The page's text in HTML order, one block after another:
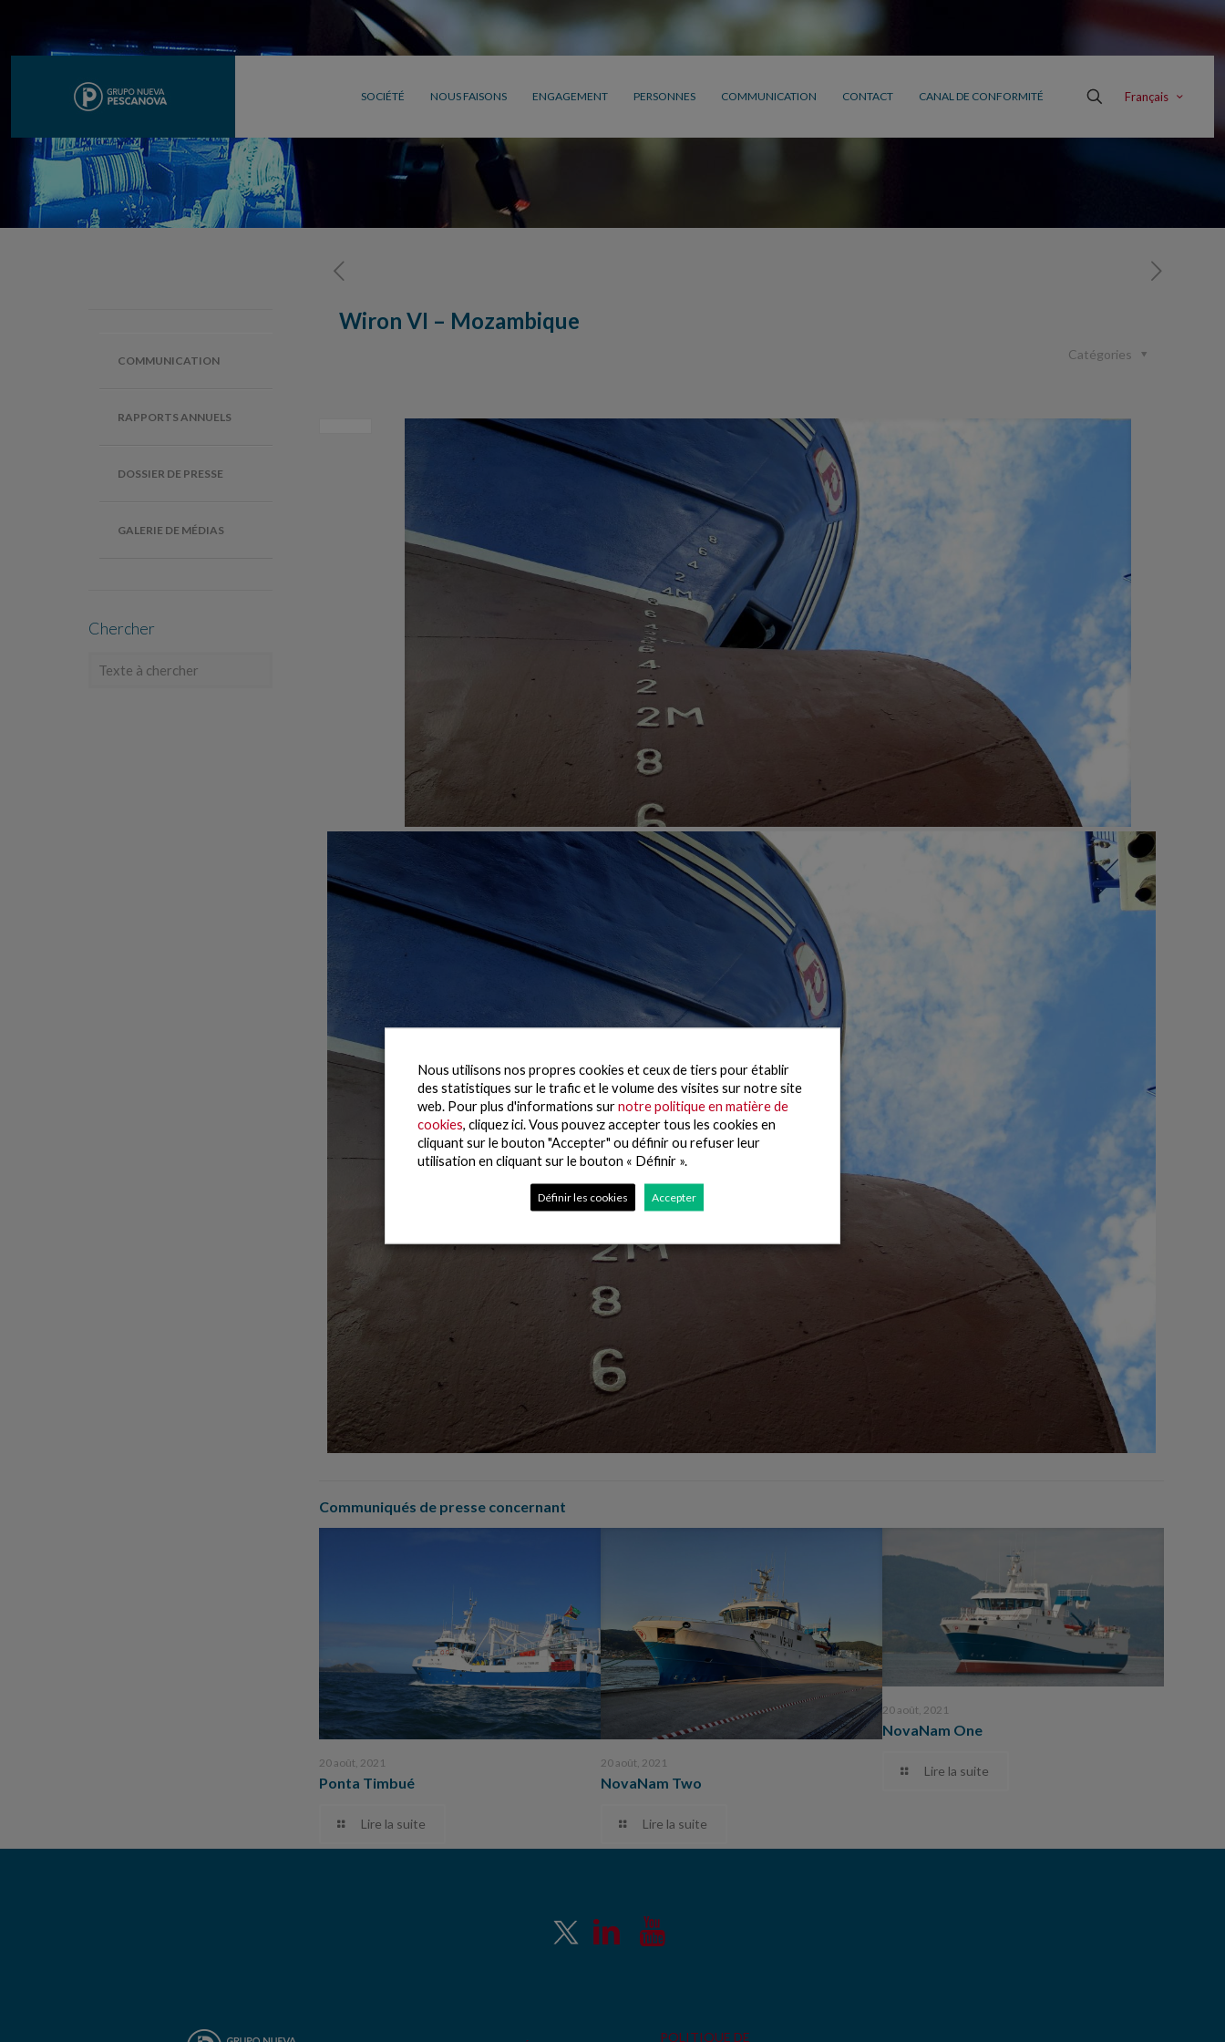
SOCIÉTÉ NOUS FAISONS ENGAGEMENT PERSONNES COMMUNICATION CONTACT CANAL DE CONFORMITÉ Français
Wiron VI – Mozambique
Catégories
Communiqués de presse concernant
20 août, 2021
Ponta Timbué
Lire la suite
20 août, 2021
NovaNam Two
Lire la suite
20 août, 2021
NovaNam One
Lire la suite
COMMUNICATION
RAPPORTS ANNUELS
DOSSIER DE PRESSE
GALERIE DE MÉDIAS
Chercher
POLITIQUE DE
Nous utilisons nos propres cookies et ceux de tiers pour établir
des statistiques sur le trafic et le volume des visites sur notre site
web. Pour plus d'informations surnotre politique en matière de
cookies , cliquez ici. Vous pouvez accepter tous les cookies en
cliquant sur le bouton "Accepter" ou définir ou refuser leur
utilisation en cliquant sur le bouton « Définir ».
Définir les cookies Accepter